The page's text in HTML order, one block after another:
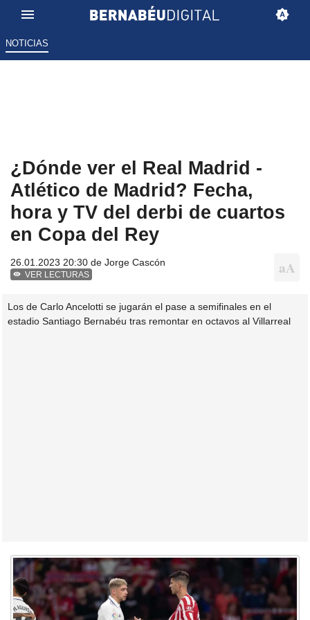
NOTICIAS
¿Dónde ver el Real Madrid -
Atlético de Madrid? Fecha,
hora y TV del derbi de cuartos
en Copa del Rey
26.01.2023 20:30 de Jorge Cascón
VER LECTURAS
Los de Carlo Ancelotti se jugarán el pase a semifinales en el
estadio Santiago Bernabéu tras remontar en octavos al Villarreal